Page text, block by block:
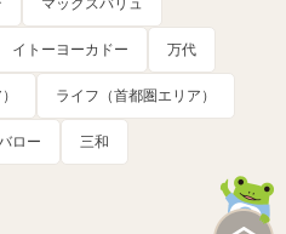
イトーヨーカドー 万代
ライフ（首都圏エリア）
バロー 三和